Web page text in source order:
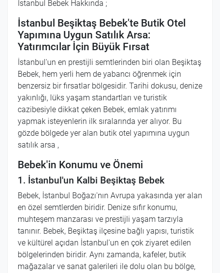
İstanbul Bebek Hakkında ;
İstanbul Beşiktaş Bebek'te Butik Otel
Yapımına Uygun Satılık Arsa:
Yatırımcılar İçin Büyük Fırsat
İstanbul'un en prestijli semtlerinden biri olan Beşiktaş
Bebek, hem yerli hem de yabancı öğrenmek için
benzersiz bir fırsatlar bölgesidir. Tarihi dokusu, denize
yakınlığı, lüks yaşam standartları ve turistik
cazibesiyle dikkat çeken Bebek, emlak yatırımı
yapmak isteyenlerin ilk sıralarında yer alıyor. Bu
gözde bölgede yer alan butik otel yapımına uygun
satılık arsa ,
Bebek'in Konumu ve Önemi
1. İstanbul'un Kalbi Beşiktaş Bebek
Bebek, İstanbul Boğazı'nın Avrupa yakasında yer alan
en özel semtlerden biridir. Denize sıfır konumu,
muhteşem manzarası ve prestijli yaşam tarzıyla
tanınır. Bebek, Beşiktaş ilçesine bağlı yapısı, turistik
ve kültürel açıdan İstanbul'un en çok ziyaret edilen
bölgelerinden biridir. Aynı zamanda, kafeler, butik
mağazalar ve sanat galerileri ile dolu olan bu bölge,